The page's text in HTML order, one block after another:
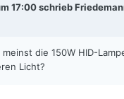
17:00 schrieb
meinst die 150W HID-
Licht?